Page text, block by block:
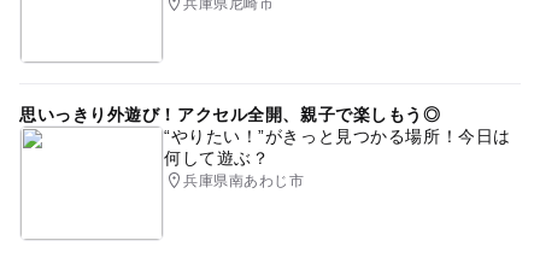
思いっきり外遊び！アクセル全開、親子で楽しもう◎
“やりたい！”がきっと見つかる場所！今日は
何して遊ぶ？
兵庫県南あわじ市